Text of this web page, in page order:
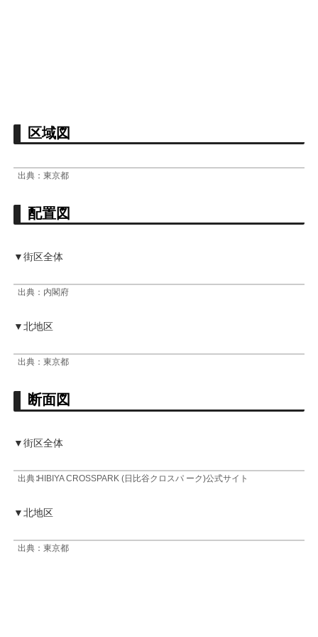
区域図
出典：東京都
配置図
▼街区全体
出典：内閣府
▼北地区
出典：東京都
断面図
▼街区全体
出典∶HIBIYA CROSSPARK (日比谷クロスパ ーク)公式サイト
▼北地区
出典：東京都